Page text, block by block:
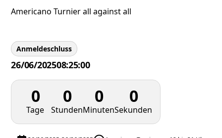
Americano Turnier all against all
Anmeldeschluss
26/06/202508:25:00
0
Tage
0
Stunden
0
Minuten
0
Sekunden